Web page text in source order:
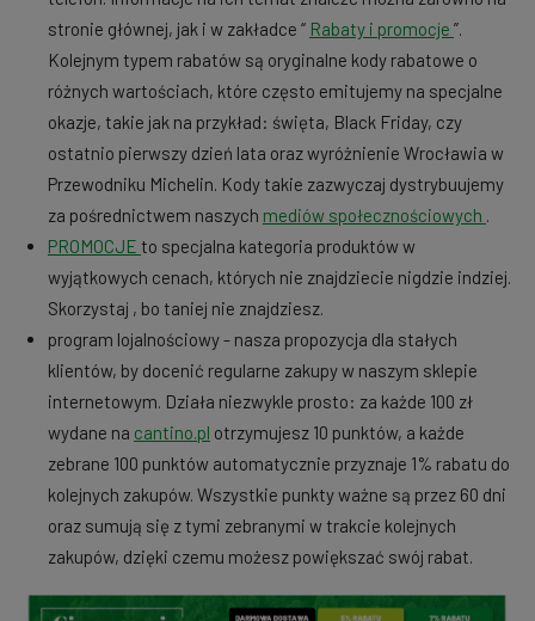
stronie głównej, jak i w zakładce “ Rabaty i promocje ”.
Kolejnym typem rabatów są oryginalne kody rabatowe o
różnych wartościach, które często emitujemy na specjalne
okazje, takie jak na przykład: święta, Black Friday, czy
ostatnio pierwszy dzień lata oraz wyróżnienie Wrocławia w
Przewodniku Michelin. Kody takie zazwyczaj dystrybuujemy
za pośrednictwem naszych mediów społecznościowych .
PROMOCJE to specjalna kategoria produktów w
wyjątkowych cenach, których nie znajdziecie nigdzie indziej.
Skorzystaj , bo taniej nie znajdziesz.
program lojalnościowy - nasza propozycja dla stałych
klientów, by docenić regularne zakupy w naszym sklepie
internetowym. Działa niezwykle prosto: za każde 100 zł
wydane na cantino.pl otrzymujesz 10 punktów, a każde
zebrane 100 punktów automatycznie przyznaje 1% rabatu do
kolejnych zakupów. Wszystkie punkty ważne są przez 60 dni
oraz sumują się z tymi zebranymi w trakcie kolejnych
zakupów, dzięki czemu możesz powiększać swój rabat.